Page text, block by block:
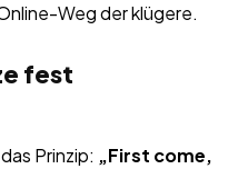
Weg der klügere.
fest
Prinzip: „First come,